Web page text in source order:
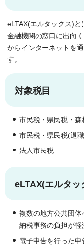
eLTAX(エルタックス)
金融機関の窓口に出向
からインターネットを
す。
対象税目
市民税・県民税・森
市民税・県民税(退
法人市民税
eLTAX(エルタッ
複数の地方公共団体
納税事務の負担が軽
電子申告を行った申